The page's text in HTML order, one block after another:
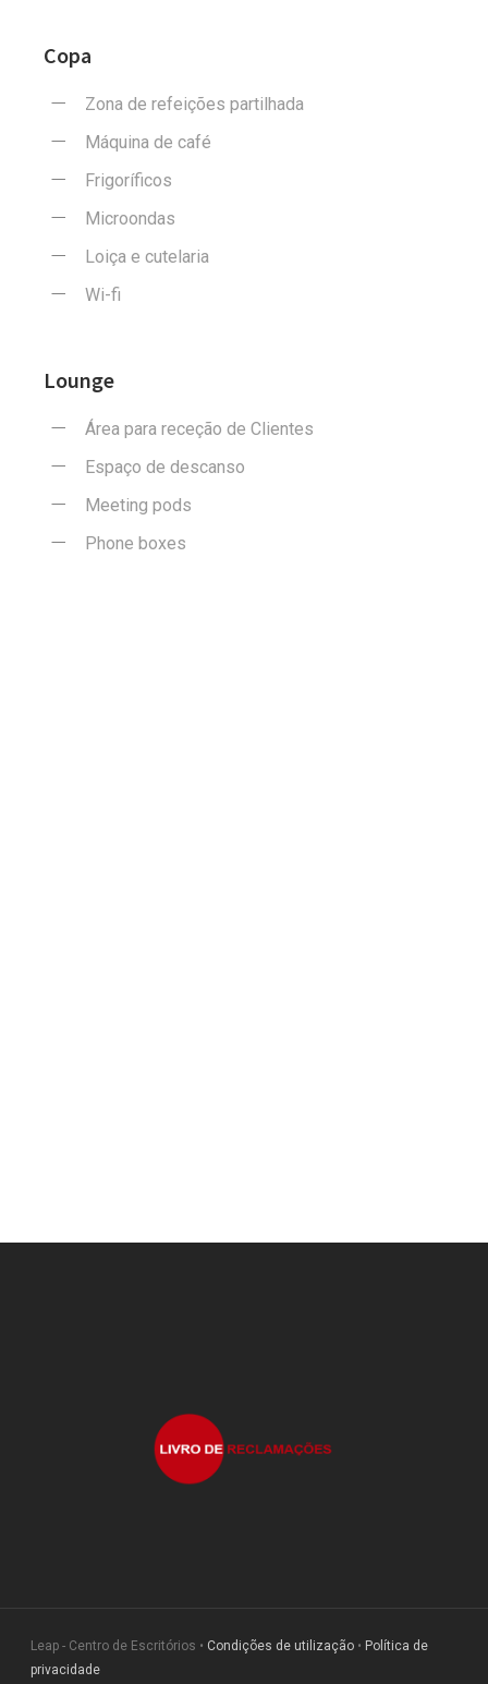
Copa
Zona de refeições partilhada
Máquina de café
Frigoríficos
Microondas
Loiça e cutelaria
Wi-fi
Lounge
Área para receção de Clientes
Espaço de descanso
Meeting pods
Phone boxes
Leap - Centro de Escritórios • Condições de utilização • Política de
privacidade